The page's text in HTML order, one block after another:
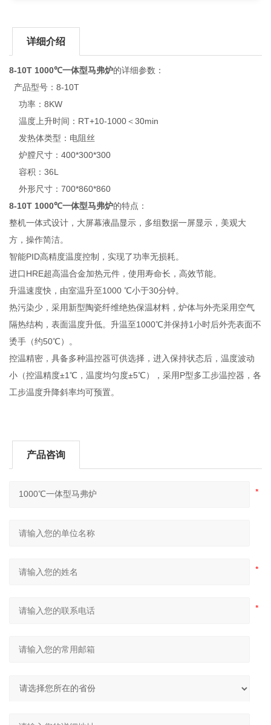
详细介绍
8-10T 1000℃一体型马弗炉的详细参数：
产品型号：8-10T
功率：8KW
温度上升时间：RT+10-1000＜30min
发热体类型：电阻丝
炉膛尺寸：400*300*300
容积：36L
外形尺寸：700*860*860
8-10T 1000℃一体型马弗炉的特点：
整机一体式设计，大屏幕液晶显示，多组数据一屏显示，美观大
方，操作简洁。
智能PID高精度温度控制，实现了功率无损耗。
进口HRE超高温合金加热元件，使用寿命长，高效节能。
升温速度快，由室温升至1000 ℃小于30分钟。
热污染少，采用新型陶瓷纤维绝热保温材料，炉体与外壳采用空气
隔热结构，表面温度升低。升温至1000℃并保持1小时后外壳表面不
烫手（约50℃）。
控温精密，具备多种温控器可供选择，进入保持状态后，温度波动
小（控温精度±1℃，温度均匀度±5℃），采用P型多工步温控器，各
工步温度升降斜率均可预置。
产品咨询